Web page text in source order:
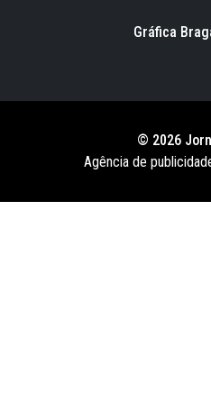
Gráfica
© 2026
Agência de